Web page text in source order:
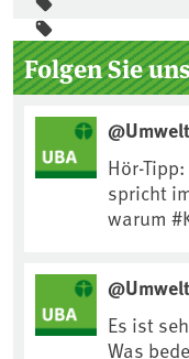
Seitenleiste
Folgen Sie
Hör-
spricht
warum #Klimaschutz die wichtigste
https://
Es ist
Was